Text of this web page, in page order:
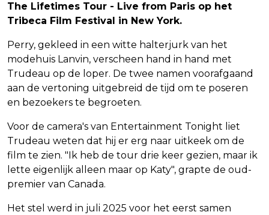
The Lifetimes Tour - Live from Paris op het
Tribeca Film Festival in New York.
Perry, gekleed in een witte halterjurk van het
modehuis Lanvin, verscheen hand in hand met
Trudeau op de loper. De twee namen voorafgaand
aan de vertoning uitgebreid de tijd om te poseren
en bezoekers te begroeten.
Voor de camera's van Entertainment Tonight liet
Trudeau weten dat hij er erg naar uitkeek om de
film te zien. "Ik heb de tour drie keer gezien, maar ik
lette eigenlijk alleen maar op Katy", grapte de oud-
premier van Canada.
Het stel werd in juli 2025 voor het eerst samen